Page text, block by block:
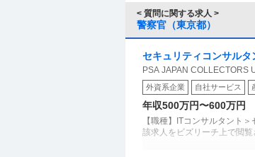
< 質問に関する求人 >
警察官（東京都）
セキュリティコンサル
PSA JAPAN COLLECTORS
外資系企業 自社サービス
年収500万円〜600万円
【職種】ITコンサルタント
該求人をビズリーチ上で閲